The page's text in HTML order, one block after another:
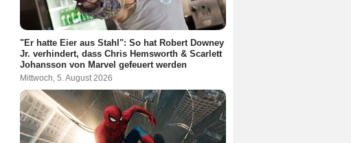
"Er hatte Eier aus Stahl": So hat Robert Downey
Jr. verhindert, dass Chris Hemsworth & Scarlett
Johansson von Marvel gefeuert werden
Mittwoch, 5. August 2026